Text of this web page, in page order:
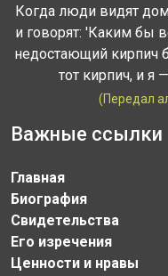
Когда люди видят
и говорят: 'Каким бы
недостающий кирпич
тот кирпич, и я
(Передал
Важные ссылки
Главная
Биография
Свидетельства
Его изречения
Ценности и нравы